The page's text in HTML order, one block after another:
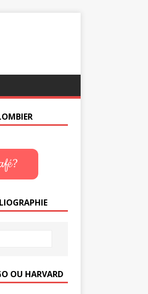
OU HARVARD